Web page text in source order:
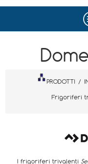
PRODOTTI /
Frigoriferi
I frigoriferi trivalenti